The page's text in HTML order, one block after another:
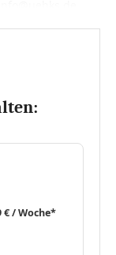
€ / Woche*